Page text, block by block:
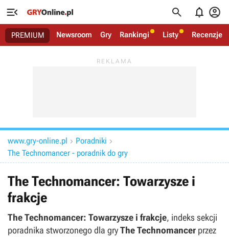
   
PREMIUM Newsroom Gry Rankingi Listy Recenzje
www.gry-online.pl  Poradniki 
The Technomancer - poradnik do gry
The Technomancer: Towarzysze i
frakcje
The Technomancer: Towarzysze i frakcje, indeks sekcji
poradnika stworzonego dla gryThe Technomancer przez